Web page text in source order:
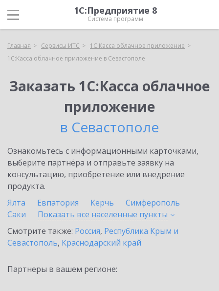
1С:Предприятие 8
Система программ
Главная Сервисы ИТС
1С:Касса облачное приложение
1С:Касса облачное приложение в Севастополе
Заказать 1С:Касса облачное
приложение
в Севастополе
Ознакомьтесь с информационными карточками,
выберите партнёра и отправьте заявку на
консультацию, приобретение или внедрение
продукта.
Ялта
Евпатория Керчь
Симферополь
Саки
Показать все населенные пункты
Смотрите также: Россия, Республика Крым и
Севастополь, Краснодарский край
Партнеры в вашем регионе: